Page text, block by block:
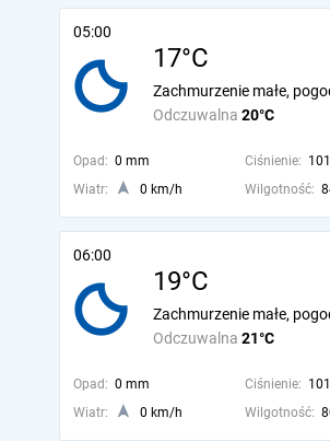
05:00
17°C
Odczuwalna 20°C
Zachmurzenie małe,
Opad: 0 mm Ciśnienie:
Wiatr:
0 km/h Wilgotność:
06:00
19°C
Odczuwalna 21°C
Zachmurzenie małe,
Opad: 0 mm Ciśnienie:
Wiatr:
0 km/h Wilgotność: